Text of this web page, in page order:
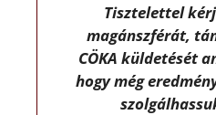
Tisztelettel
magánszférát,
CÖKA küldetését
hogy még